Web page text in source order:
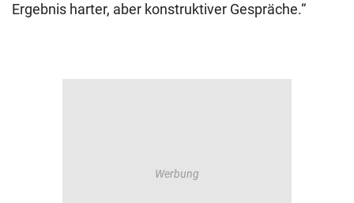
Ergebnis harter, aber konstruktiver Gespräche.“